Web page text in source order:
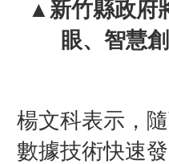
▲新竹縣政府
眼、智慧
楊文科表示，
數據技術快速